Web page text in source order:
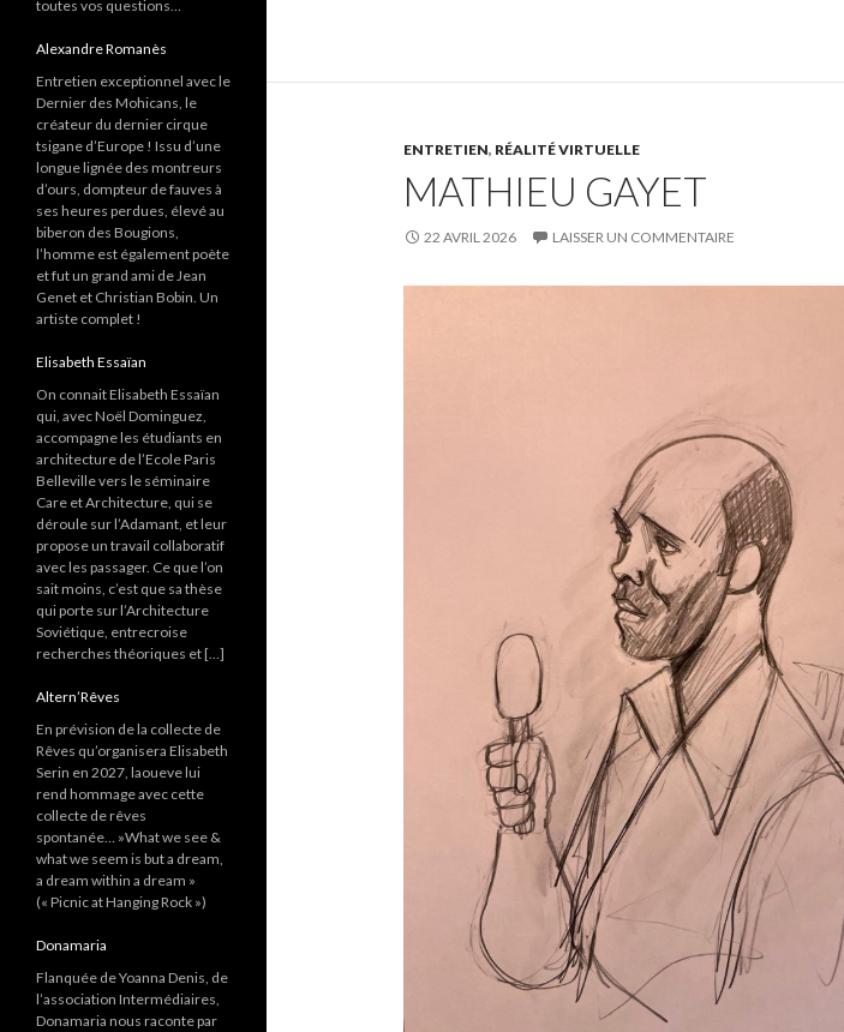
ENTRETIEN, RÉALITÉ VIRTUELLE
MATHIEU GAYET
22 AVRIL 2026 LAISSER UN COMMENTAIRE
toutes vos questions…
Alexandre Romanès
Entretien exceptionnel avec le
Dernier des Mohicans, le
créateur du dernier cirque
tsigane d’Europe ! Issu d’une
longue lignée des montreurs
d’ours, dompteur de fauves à
ses heures perdues, élevé au
biberon des Bougions,
l’homme est également poète
et fut un grand ami de Jean
Genet et Christian Bobin. Un
artiste complet !
Elisabeth Essaïan
On connait Elisabeth Essaïan
qui, avec Noël Dominguez,
accompagne les étudiants en
architecture de l’Ecole Paris
Belleville vers le séminaire
Care et Architecture, qui se
déroule sur l’Adamant, et leur
propose un travail collaboratif
avec les passager. Ce que l’on
sait moins, c’est que sa thèse
qui porte sur l’Architecture
Soviétique, entrecroise
recherches théoriques et […]
Altern’Rêves
En prévision de la collecte de
Rêves qu’organisera Elisabeth
Serin en 2027, laoueve lui
rend hommage avec cette
collecte de rêves
spontanée… »What we see &
what we seem is but a dream,
a dream within a dream »
(« Picnic at Hanging Rock »)
Donamaria
Flanquée de Yoanna Denis, de
l’association Intermédiaires,
Donamaria nous raconte par